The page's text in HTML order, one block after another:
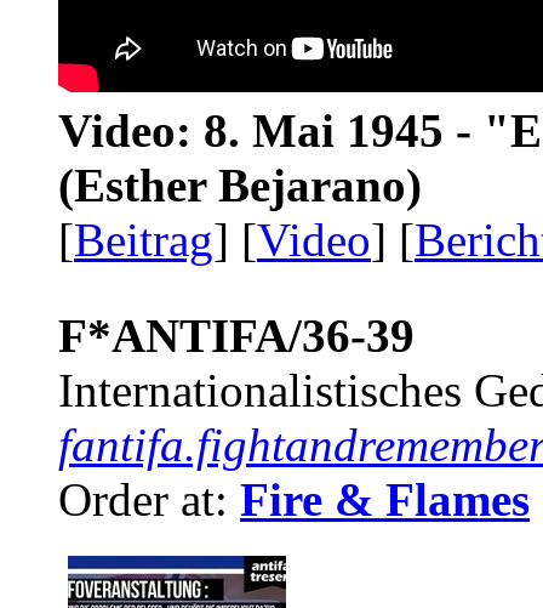
Video: 8. Mai 1945 -
(Esther Bejarano)
[Beitrag] [Video] [
F*ANTIFA/36-39
Internationalistisches
Order at: Fire & Flames